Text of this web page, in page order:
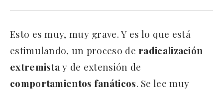
Esto es muy, muy grave. Y es lo que está
estimulando, un proceso de radicalización
extremista y de extensión de
comportamientos fanáticos. Se lee muy